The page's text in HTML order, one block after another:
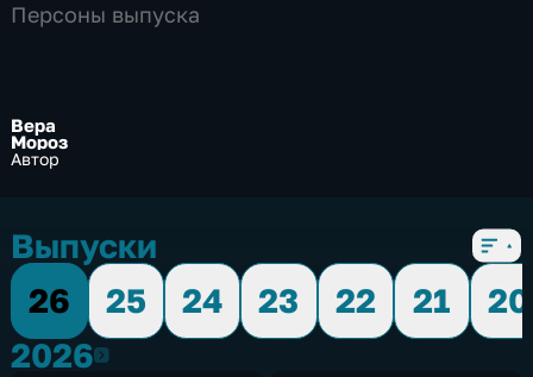
Персоны выпуска
Вера
Мороз
Автор
Выпуски
26
25 24 23 22 21
20
20262026